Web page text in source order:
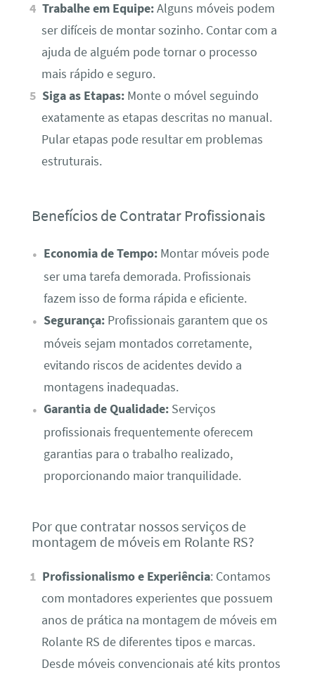
Trabalhe em Equipe:Alguns móveis podem
ser difíceis de montar sozinho. Contar com a
ajuda de alguém pode tornar o processo
mais rápido e seguro.
Siga as Etapas: Monte o móvel seguindo
exatamente as etapas descritas no manual.
Pular etapas pode resultar em problemas
estruturais.
Benefícios de Contratar Profissionais
Economia de Tempo:Montar móveis pode
ser uma tarefa demorada. Profissionais
fazem isso de forma rápida e eficiente.
Segurança:Profissionais garantem que os
móveis sejam montados corretamente,
evitando riscos de acidentes devido a
montagens inadequadas.
Garantia de Qualidade:Serviços
profissionais frequentemente oferecem
garantias para o trabalho realizado,
proporcionando maior tranquilidade.
Por que contratar nossos serviços de
montagem de móveis em Rolante RS?
Profissionalismo e Experiência: Contamos
com montadores experientes que possuem
anos de prática na montagem de móveis em
Rolante RS de diferentes tipos e marcas.
Desde móveis convencionais até kits prontos